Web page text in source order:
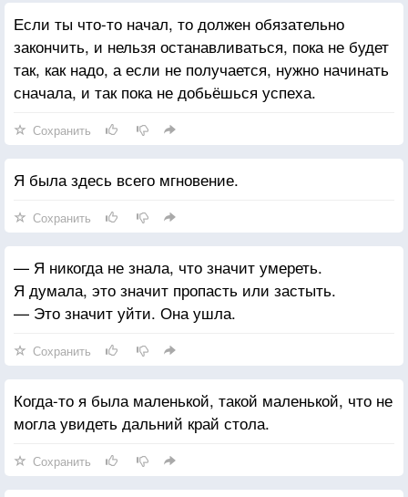
Если ты что-то начал, то должен обязательно
закончить, и нельзя останавливаться, пока не будет
так, как надо, а если не получается, нужно начинать
сначала, и так пока не добьёшься успеха.
Сохранить
Я была здесь всего мгновение.
Сохранить
— Я никогда не знала, что значит умереть.
Я думала, это значит пропасть или застыть.
— Это значит уйти. Она ушла.
Сохранить
Когда-то я была маленькой, такой маленькой, что не
могла увидеть дальний край стола.
Сохранить